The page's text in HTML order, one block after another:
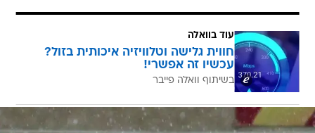
עוד בוואלה
חווית גלישה וטלוויזיה איכותית בזול?
עכשיו זה אפשרי!
בשיתוף וואלה פייבר